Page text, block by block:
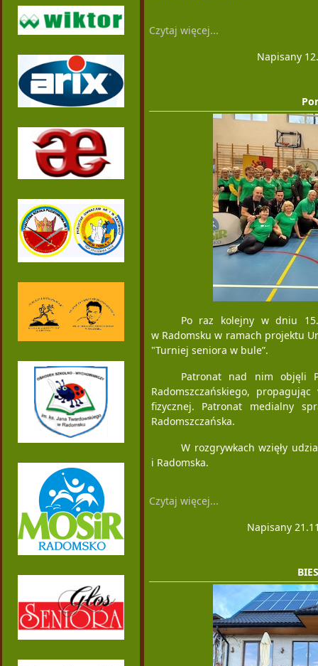
Czytaj więcej...
Napisany
Po raz kolejny w dniu
w Radomsku w ramach projektu
"Turniej seniora w bule”.
Patronat nad nim objęli
Radomszczańskiego,
fizycznej. Patronat medialny
Radomszczańska.
W rozgrywkach wzięły
i Radomska.
Czytaj więcej...
Napisany